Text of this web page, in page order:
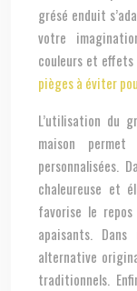
grésé enduit
votre
couleurs et effets
pièges à éviter
L’utilisation du
maison
personnalisées.
chaleureuse et
favorise le
apaisants.
alternative
traditionnels.